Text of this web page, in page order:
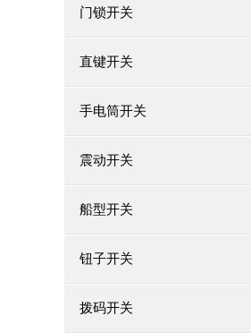
门锁开关
直键开关
手电筒开关
震动开关
船型开关
钮子开关
拨码开关